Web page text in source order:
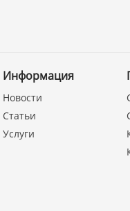
Информация
Новости
Статьи
Услуги